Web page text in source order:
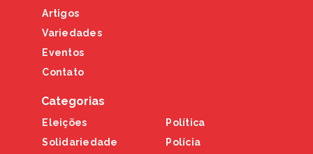
Artigos
Variedades
Eventos
Contato
Categorias
Eleições
Solidariedade
Política
Polícia